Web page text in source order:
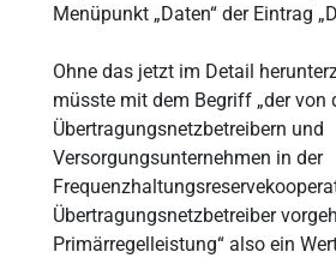
Menüpunkt „Daten“ der Eintrag
Ohne das jetzt im Detail
müsste mit dem Begriff „der von
Übertragungsnetzbetreibern und
Versorgungsunternehmen in der
Übertragungsnetzbetreiber
Primärregelleistung“ also ein